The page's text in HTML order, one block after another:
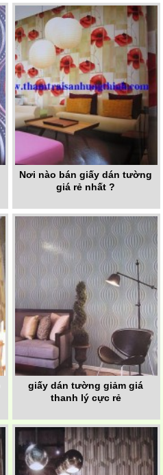
Nơi nào bán giấy dán tường
giá rẻ nhất ?
giấy dán tường giảm giá
thanh lý cực rẻ